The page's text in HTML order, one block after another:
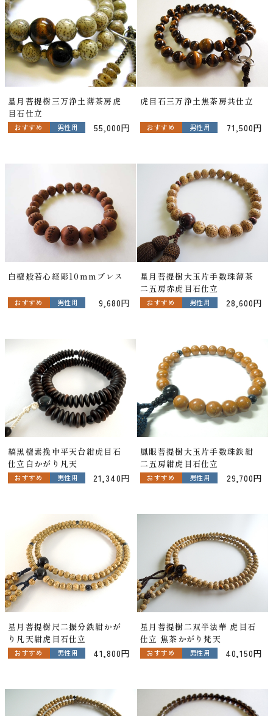
星月菩提樹三万浄土薄茶房虎
目石仕立
55,000円
おすすめ 男性用
虎目石三万浄土焦茶房共仕立
71,500円
おすすめ 男性用
白檀般若心経彫10mmブレス
9,680円
おすすめ 男性用
星月菩提樹大玉片手数珠薄茶
二五房赤虎目石仕立
28,600円
おすすめ 男性用
縞黒檀素挽中平天台紺虎目石
仕立白かがり凡天
21,340円
おすすめ 男性用
鳳眼菩提樹大玉片手数珠鉄紺
二五房紺虎目石仕立
29,700円
おすすめ 男性用
星月菩提樹尺二振分鉄紺かが
り凡天紺虎目石仕立
41,800円
おすすめ 男性用
星月菩提樹二双半法華 虎目石
仕立 焦茶かがり梵天
40,150円
おすすめ 男性用